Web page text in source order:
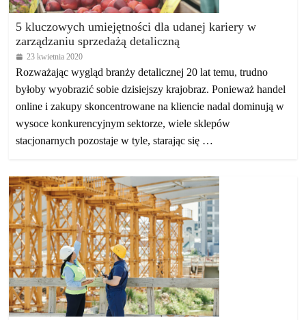
5 kluczowych umiejętności dla udanej kariery w
zarządzaniu sprzedażą detaliczną
23 kwietnia 2020
Rozważając wygląd branży detalicznej 20 lat temu, trudno
byłoby wyobrazić sobie dzisiejszy krajobraz. Ponieważ handel
online i zakupy skoncentrowane na kliencie nadal dominują w
wysoce konkurencyjnym sektorze, wiele sklepów
stacjonarnych pozostaje w tyle, starając się …